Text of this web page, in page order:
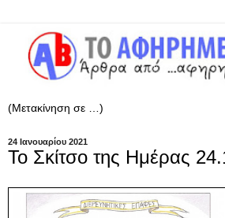
24 Ιανουαρίου 2021
Το Σκίτσο της Ημέρας